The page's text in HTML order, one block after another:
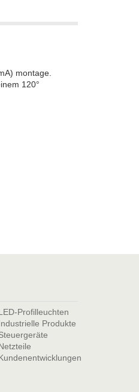
montage.
120°
Profilleuchten
Produkte